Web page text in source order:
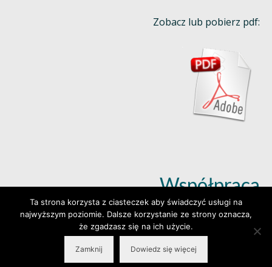
Zobacz lub pobierz pdf:
Współpraca
Dowiedz się więcej (klik)
© 2026 Wylepianki - Made by: www.prosteWWW.pl
Ta strona korzysta z ciasteczek aby świadczyć usługi na
najwyższym poziomie. Dalsze korzystanie ze strony oznacza,
że zgadzasz się na ich użycie.
Zamknij Dowiedz się więcej